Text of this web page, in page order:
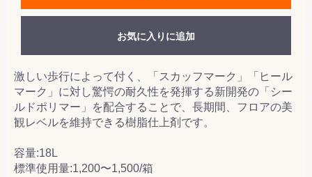
お気に入りに追加
激しい歩行によって付く、「スカッフマーク」「ヒール
マーク」に対し驚愕の耐久性を発揮する新開発の「シー
ルドポリマー」を配合することで、長期間、フロアの美
観レベルを維持できる樹脂仕上剤です。
容量:18L
標準使用量:1,200〜1,500/箱